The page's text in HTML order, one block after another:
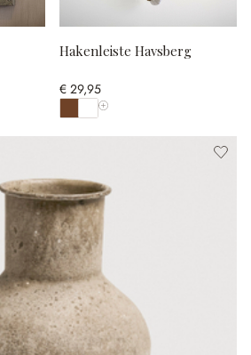
Hakenleiste Havsberg
€ 29,95
Alle Farben anzeigen